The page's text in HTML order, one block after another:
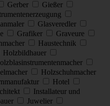
Gerber
Gießer
Glasveredler
Grafiker
Graveure
Haustechnik
Holzbildhauer
Holzschuhmacher
Hotel
Installateur und
Juwelier